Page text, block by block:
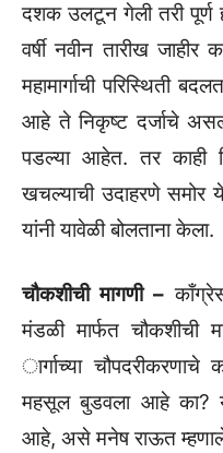
दशक उलटून गेली तरी पूर्ण
वर्षी नवीन तारीख
महामार्गाची परिस्थिती
आहे ते निकृष्ट दर्जाचे
पडल्या आहेत. तर काही
खचल्याची उदाहरणे
यांनी यावेळी बोलताना केला.
चौकशीची मागणी –
मंडळी मार्फत चौकशीची
ार्गाच्या चौपदरीकरणाचे
महसूल बुडवला आहे का?
आहे, असे मनेष राऊत